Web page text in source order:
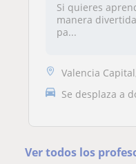
Si quieres
manera
pa...
Valencia Capital,
Se desplaza a
Ver todos los